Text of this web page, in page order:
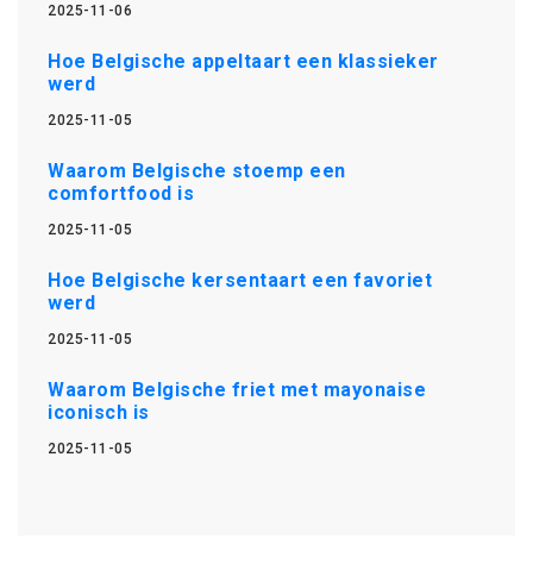
2025-11-06
Hoe Belgische appeltaart een klassieker
werd
2025-11-05
Waarom Belgische stoemp een
comfortfood is
2025-11-05
Hoe Belgische kersentaart een favoriet
werd
2025-11-05
Waarom Belgische friet met mayonaise
iconisch is
2025-11-05